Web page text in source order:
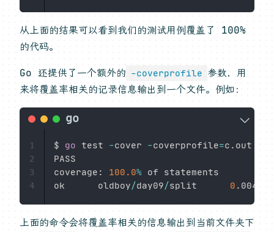
从上面的结果可以看到我们的测试用例覆盖了 100%
的代码。
Go 还提供了一个额外的 -coverprofile 参数，用
来将覆盖率相关的记录信息输出到一个文件。例如：
$ go test -cover -coverprofile=c . out
PASS
coverage : 100.0% of statements
ok      oldboy/day09/split 0 .
1
2
3
4
上面的命令会将覆盖率相关的信息输出到当前文件夹下